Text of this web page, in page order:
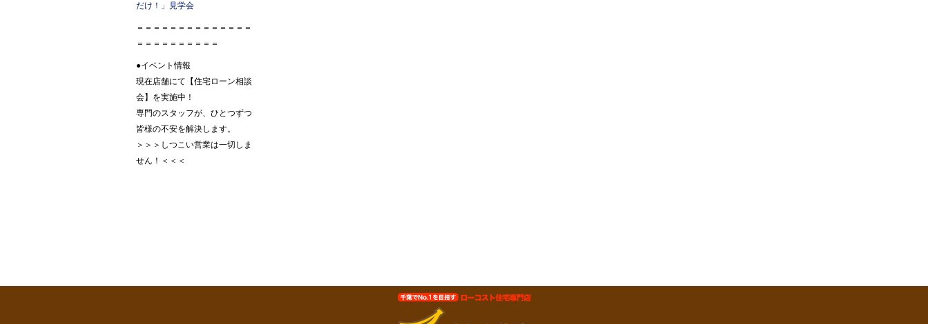
だけ！」見学会
＝＝＝＝＝＝＝＝＝＝＝＝＝＝
＝＝＝＝＝＝＝＝＝＝
●イベント情報
現在店舗にて【住宅ローン相談
会】を実施中！
専門のスタッフが、ひとつずつ
皆様の不安を解決します。
＞＞＞しつこい営業は一切しま
せん！＜＜＜